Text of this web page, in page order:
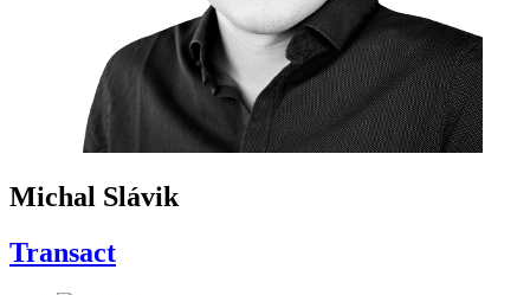
Michal Slávik
Transact